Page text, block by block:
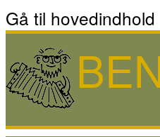
Gå til hovedindhold